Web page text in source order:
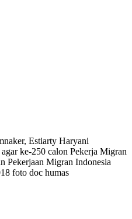
Estiarty Haryani
ke-250 calon Pekerja Migran
Pekerjaan Migran Indonesia
foto doc humas